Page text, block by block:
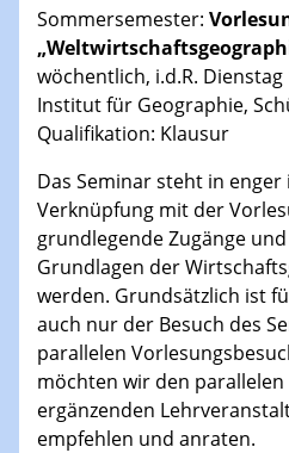
Sommersemester:
wöchentlich, i.d.R. Dienstag
Institut für Geographie,
Qualifikation: Klausur
Das Seminar steht in
Verknüpfung mit der
grundlegende Zugänge
Grundlagen der
werden. Grundsätzlich ist
auch nur der Besuch des
parallelen
möchten wir den parallelen
ergänzenden
empfehlen und anraten.